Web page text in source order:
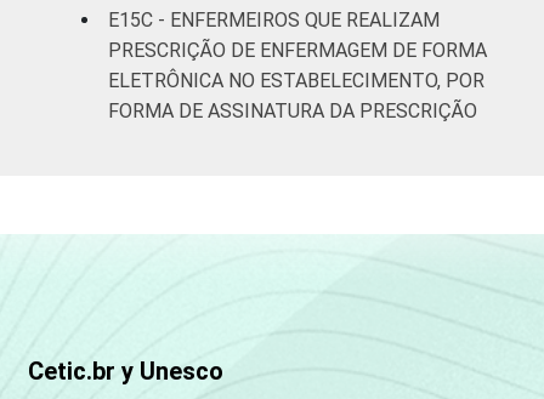
E15C - ENFERMEIROS QUE REALIZAM
PRESCRIÇÃO DE ENFERMAGEM DE FORMA
ELETRÔNICA NO ESTABELECIMENTO, POR
FORMA DE ASSINATURA DA PRESCRIÇÃO
Cetic.br y Unesco